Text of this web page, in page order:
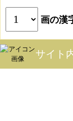
画の漢
サイト